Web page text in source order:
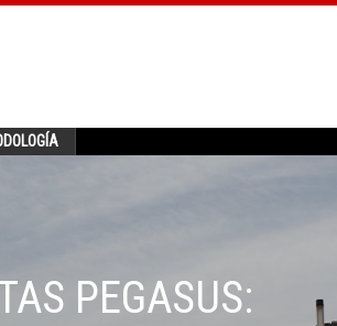
PEGASUS: